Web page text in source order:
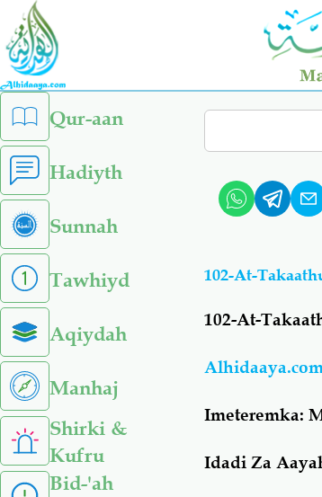
Skip
main
content
left
sidebar
menu
Qur-aan
Hadiyth
Sunnah
Tawhiyd
Aqiydah
Manhaj
Shirki &
Kufru
Bid-'ah
Search
102-At-
102-At-
Imeteremka:
Idadi Za